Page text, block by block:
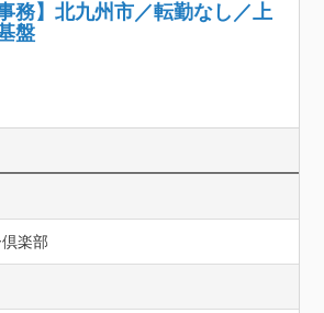
務】北九州市／転勤なし／上
盤
楽部